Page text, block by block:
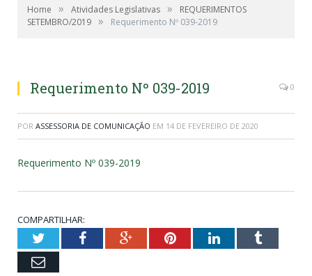
Home » Atividades Legislativas »
REQUERIMENTOS
SETEMBRO/2019 » Requerimento Nº 039-2019
Requerimento Nº 039-2019 0
POR ASSESSORIA DE COMUNICAÇÃO EM 14 DE FEVEREIRO DE 2020
Requerimento Nº 039-2019
COMPARTILHAR:
TwitterFacebookGoogle+PinterestLinkedInTumblr
Email